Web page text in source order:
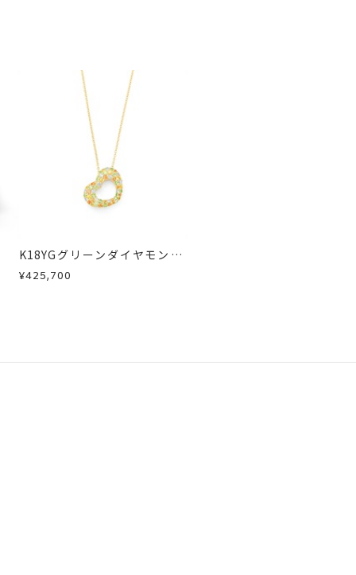
K18YGグリーンダイヤモンド/
カラーサファイア/ダイヤモン
¥425,700